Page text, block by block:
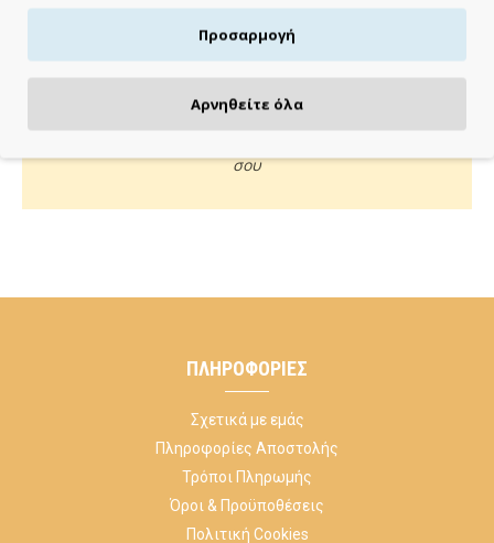
σου
ΠΛΗΡΟΦΟΡΊΕΣ
Σχετικά με εμάς
Πληροφορίες Αποστολής
Τρόποι Πληρωμής
Όροι & Προϋποθέσεις
Πολιτική Cookies
Προσαρμογή
Αρνηθείτε όλα